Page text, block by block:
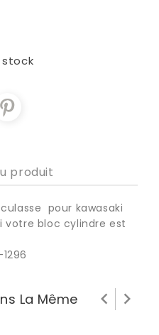
stock
produit
pour kawasaki
votre bloc cylindre est
La Même
 